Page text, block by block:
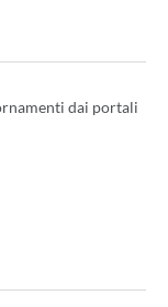
dai portali